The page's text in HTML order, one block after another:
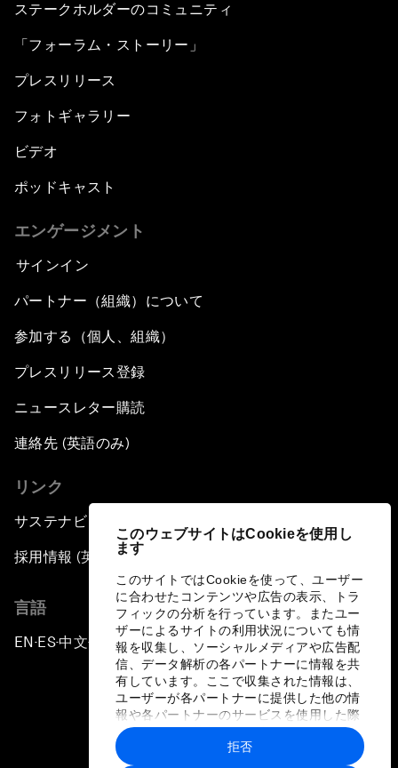
このウェブサイトはCookieを使用し
ます
このサイトではCookieを使って、ユーザー
に合わせたコンテンツや広告の表示、トラ
フィックの分析を行っています。またユー
ザーによるサイトの利用状況についても情
報を収集し、ソーシャルメディアや広告配
信、データ解析の各パートナーに情報を共
有しています。ここで収集された情報は、
ユーザーが各パートナーに提供した他の情
報や各パートナーのサービスを使用した際
に収集された情報と組み合わされ、各パー
トナーによって使用されることがありま
拒否
ステークホルダーのコミュニティ
「フォーラム・ストーリー」
プレスリリース
フォトギャラリー
ビデオ
ポッドキャスト
エンゲージメント
サインイン
パートナー（組織）について
参加する（個人、組織）
プレスリリース登録
ニュースレター購読
連絡先 (英語のみ)
リンク
サステナビリティへの取り組み
採用情報 (英語のみ)
言語
EN ▪ ES▪中文▪ 日本語
プライバシーポリシーと利用規約